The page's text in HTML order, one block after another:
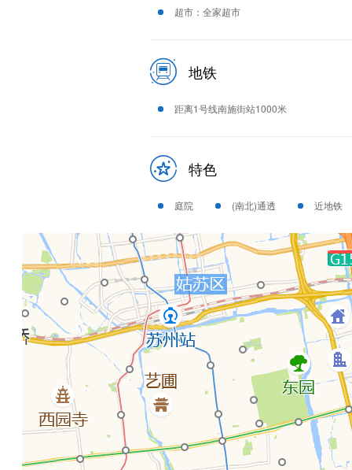
超市：全家超市
地铁
距离1号线南施街站1000米
特色
庭院 (南北)通透 近地铁